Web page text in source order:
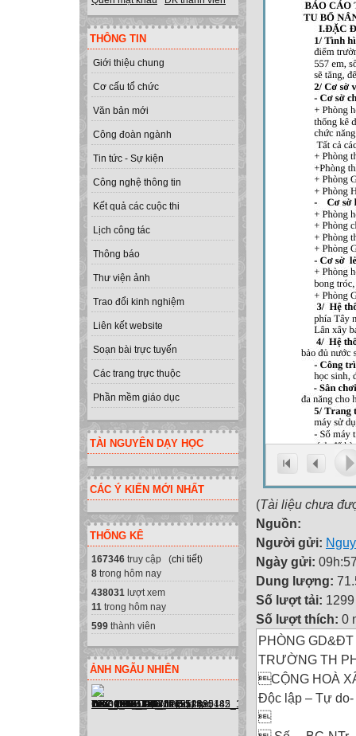
THÔNG TIN
Giới thiệu chung
Cơ cấu tổ chức
Văn bản mới
Công đoàn ngành
Tin tức - Sự kiện
Công nghệ thông tin
Kết quả các cuộc thi
Lịch công tác
Thông báo
Thư viện ảnh
Trao đổi kinh nghiệm
Liên kết website
Soạn bài trực tuyến
Các trang trực thuộc
Phần mềm giáo dục
TÀI NGUYÊN DẠY HỌC
CÁC Ý KIẾN MỚI NHẤT
THỐNG KÊ
167346 truy cập (chi tiết)
8 trong hôm nay
438031 lượt xem
11 trong hôm nay
599 thành viên
ẢNH NGẪU NHIÊN
(Tài liệu chưa
Nguồn:
Người gửi:
Ngày gửi:
Dung lượng:
Số lượt tải: 1299
Số lượt thích: 0
PHÒNG
TRƯỜNG TH
CỘNG HOÀ
Độc lập – Tự
